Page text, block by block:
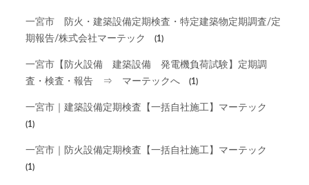
一宮市 防火・建築設備定期検査・特定建築物定期調査/定
期報告/株式会社マーテック
(1)
一宮市【防火設備 建築設備 発電機負荷試験】定期調
査・検査・報告 ⇒ マーテックへ
(1)
一宮市｜建築設備定期検査【一括自社施工】マーテック
(1)
一宮市｜防火設備定期検査【一括自社施工】マーテック
(1)